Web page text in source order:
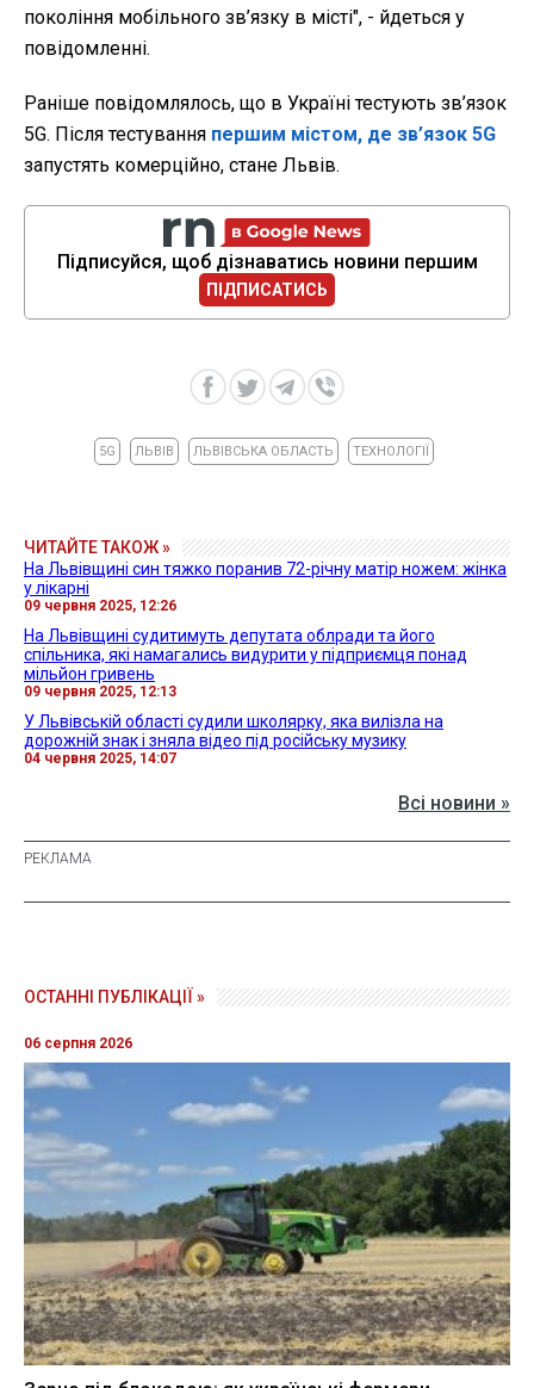
покоління мобільного зв’язку в місті", - йдеться у
повідомленні.
Раніше повідомлялось, що в Україні тестують зв’язок
5G. Після тестування першим містом, де зв’язок 5G
запустять комерційно, стане Львів.
Підписуйся, щоб дізнаватись новини першим
ПІДПИСАТИСЬ
5G ЛЬВІВ ЛЬВІВСЬКА ОБЛАСТЬ ТЕХНОЛОГІЇ
ЧИТАЙТЕ ТАКОЖ »
На Львівщині син тяжко поранив 72-річну матір ножем: жінка
у лікарні
09 червня 2025, 12:26
На Львівщині судитимуть депутата облради та його
спільника, які намагались видурити у підприємця понад
мільйон гривень
09 червня 2025, 12:13
У Львівській області судили школярку, яка вилізла на
дорожній знак і зняла відео під російську музику
04 червня 2025, 14:07
Всі новини »
ОСТАННІ ПУБЛІКАЦІЇ »
06 серпня 2026